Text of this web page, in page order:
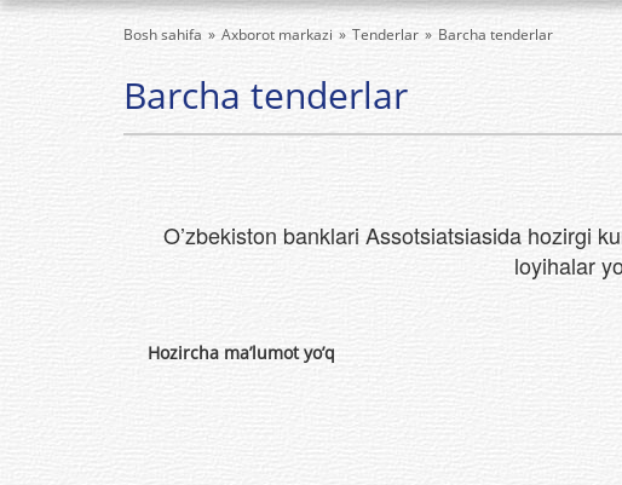
Bosh sahifa Axborot markazi Tenderlar Barcha tenderlar
Barcha tenderlar
O’zbekiston banklari Assotsiatsiasida hozirgi
loyihalar
Hozircha ma’lumot yo’q